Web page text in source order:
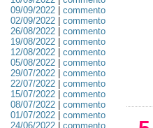
09/09/2022| commento
02/09/2022| commento
26/08/2022| commento
19/08/2022| commento
12/08/2022| commento
05/08/2022| commento
29/07/2022| commento
22/07/2022| commento
15/07/2022| commento
08/07/2022| commento
01/07/2022| commento
24/06/2022| commento